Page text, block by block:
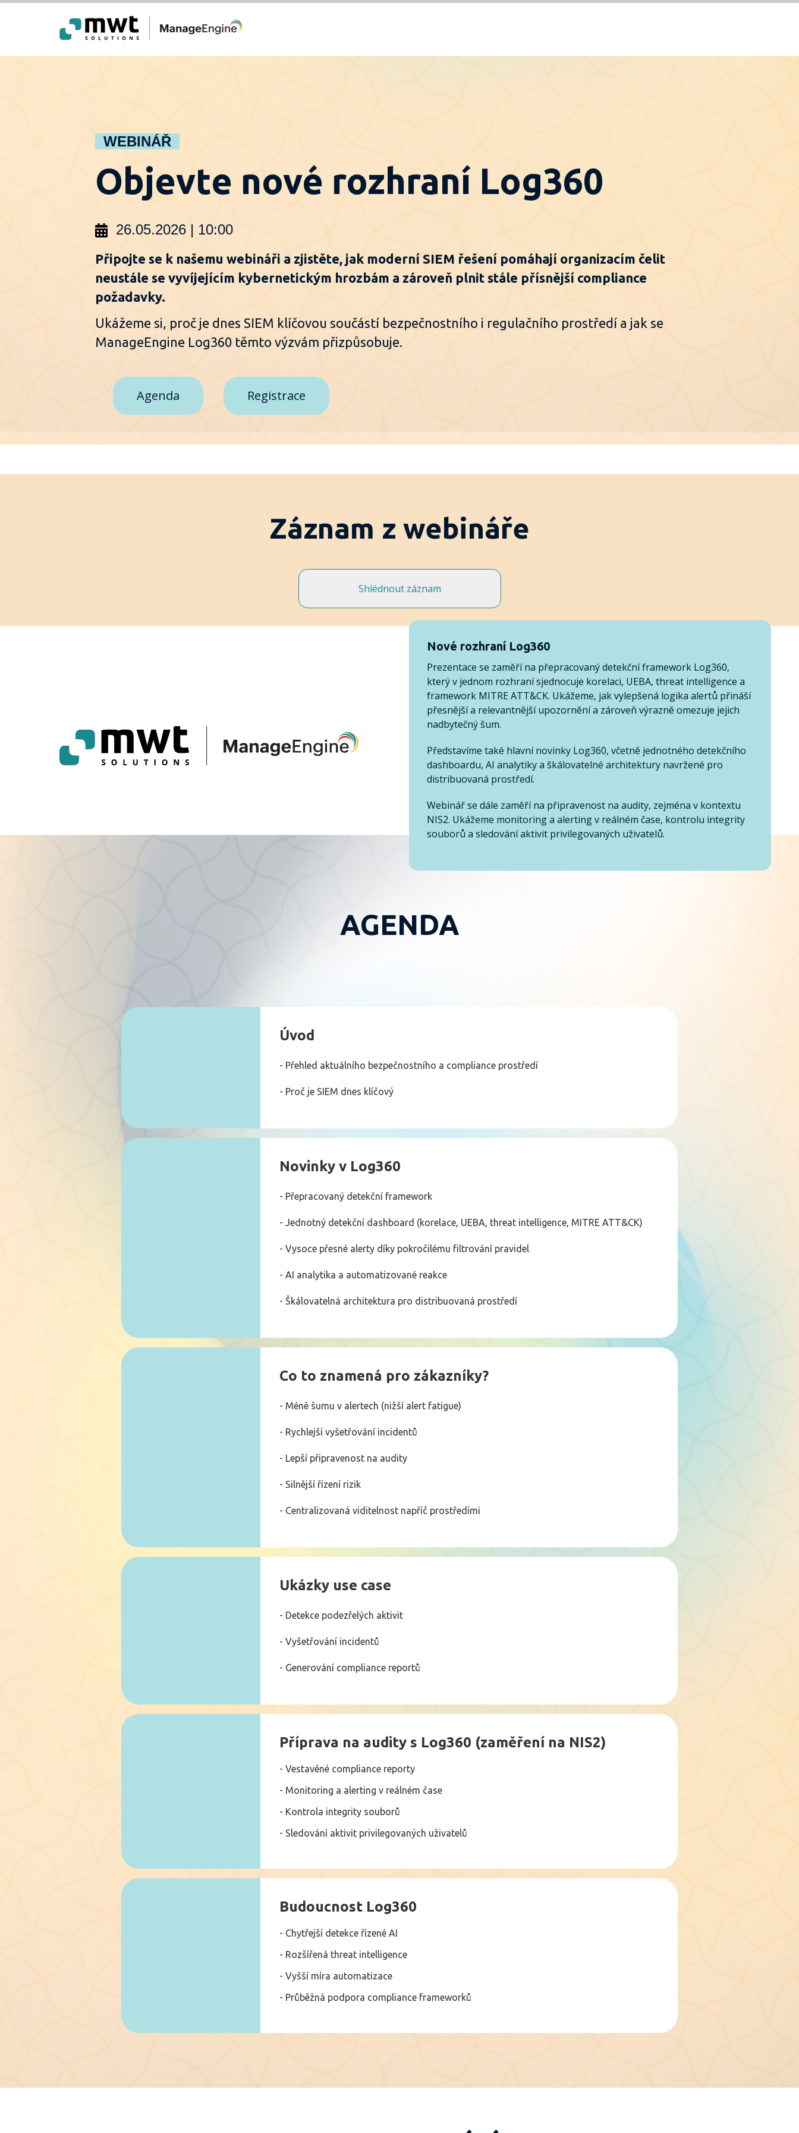
WEBINÁŘ
Objevte nové rozhraní Log360
26.05.2026 | 10:00
Připojte se k našemu webináři a zjistěte, jak moderní SIEM řešení pomáhají organizacím čelit
neustále se vyvíjejícím kybernetickým hrozbám a zároveň plnit stále přísnější compliance
požadavky.
Ukážeme si, proč je dnes SIEM klíčovou součástí bezpečnostního i regulačního prostředí a jak se
ManageEngine Log360 těmto výzvám přizpůsobuje.
Agenda Registrace
Záznam z webináře
Shlédnout záznam
Nové rozhraní Log360
Prezentace se zaměří na přepracovaný detekční framework Log360,
který v jednom rozhraní sjednocuje korelaci, UEBA, threat intelligence a
framework MITRE ATT&CK. Ukážeme, jak vylepšená logika alertů přináší
přesnější a relevantnější upozornění a zároveň výrazně omezuje jejich
nadbytečný šum.
Představíme také hlavní novinky Log360, včetně jednotného detekčního
dashboardu, AI analytiky a škálovatelné architektury navržené pro
distribuovaná prostředí.
Webinář se dále zaměří na připravenost na audity, zejména v kontextu
NIS2. Ukážeme monitoring a alerting v reálném čase, kontrolu integrity
souborů a sledování aktivit privilegovaných uživatelů.
AGENDA
Úvod
- Přehled aktuálního bezpečnostního a compliance prostředí
- Proč je SIEM dnes klíčový
Novinky v Log360
- Přepracovaný detekční framework
- Jednotný detekční dashboard (korelace, UEBA, threat intelligence, MITRE ATT&CK)
- Vysoce přesné alerty díky pokročilému filtrování pravidel
- AI analytika a automatizované reakce
- Škálovatelná architektura pro distribuovaná prostředí
Co to znamená pro zákazníky?
- Méně šumu v alertech (nižší alert fatigue)
- Rychlejší vyšetřování incidentů
- Lepší připravenost na audity
- Silnější řízení rizik
- Centralizovaná viditelnost napříč prostředími
Ukázky use case
- Detekce podezřelých aktivit
- Vyšetřování incidentů
- Generování compliance reportů
Příprava na audity s Log360 (zaměření na NIS2)
- Vestavěné compliance reporty
- Monitoring a alerting v reálném čase
- Kontrola integrity souborů
- Sledování aktivit privilegovaných uživatelů
Budoucnost Log360
- Chytřejší detekce řízené AI
- Rozšířená threat intelligence
- Vyšší míra automatizace
- Průběžná podpora compliance frameworků